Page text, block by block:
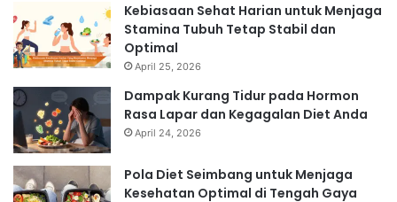
Kebiasaan Sehat Harian untuk Menjaga
Stamina Tubuh Tetap Stabil dan
Optimal
April 25, 2026
Dampak Kurang Tidur pada Hormon
Rasa Lapar dan Kegagalan Diet Anda
April 24, 2026
Pola Diet Seimbang untuk Menjaga
Kesehatan Optimal di Tengah Gaya